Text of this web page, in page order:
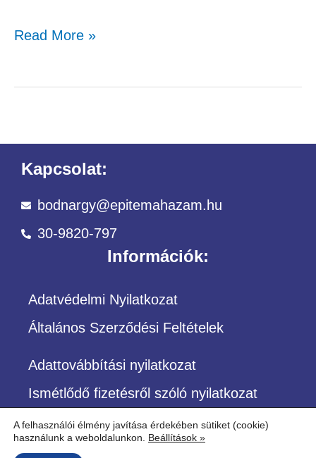
Read More »
Kapcsolat:
bodnargy@epitemahazam.hu
30-9820-797
Információk:
Adatvédelmi Nyilatkozat
Általános Szerződési Feltételek
Adattovábbítási nyilatkozat
Ismétlődő fizetésről szóló nyilatkozat
©Copyright – Minden jog fenntartva
A felhasználói élmény javítása érdekében sütiket (cookie)
használunk a weboldalunkon. Beállítások »